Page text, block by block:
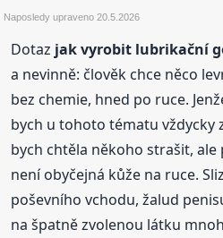
Naposledy upraveno20.5.2026
Dotaz jak vyrobit lubrikační
a nevinně: člověk chce něco
bez chemie, hned po ruce.
bych u tohoto tématu vždycky
bych chtěla někoho strašit,
není obyčejná kůže na ruce.
poševního vchodu, žalud
na špatně zvolenou látku